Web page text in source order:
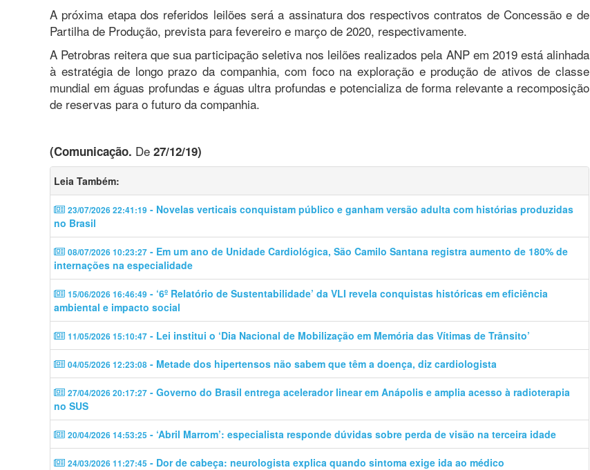
A próxima etapa dos referidos leilões será a assinatura dos respectivos contratos de Concessão e de
Partilha de Produção, prevista para fevereiro e março de 2020, respectivamente.
A Petrobras reitera que sua participação seletiva nos leilões realizados pela ANP em 2019 está alinhada
à estratégia de longo prazo da companhia, com foco na exploração e produção de ativos de classe
mundial em águas profundas e águas ultra profundas e potencializa de forma relevante a recomposição
de reservas para o futuro da companhia.
(Comunicação. De 27/12/19)
Leia Também:
23/07/2026 22:41:19 - Novelas verticais conquistam público e ganham versão adulta com histórias produzidas
no Brasil
08/07/2026 10:23:27 - Em um ano de Unidade Cardiológica, São Camilo Santana registra aumento de 180% de
internações na especialidade
15/06/2026 16:46:49 - ‘6º Relatório de Sustentabilidade’ da VLI revela conquistas históricas em eficiência
ambiental e impacto social
11/05/2026 15:10:47 - Lei institui o ‘Dia Nacional de Mobilização em Memória das Vítimas de Trânsito’
04/05/2026 12:23:08 - Metade dos hipertensos não sabem que têm a doença, diz cardiologista
27/04/2026 20:17:27 - Governo do Brasil entrega acelerador linear em Anápolis e amplia acesso à radioterapia
no SUS
20/04/2026 14:53:25 - ‘Abril Marrom’: especialista responde dúvidas sobre perda de visão na terceira idade
24/03/2026 11:27:45 - Dor de cabeça: neurologista explica quando sintoma exige ida ao médico